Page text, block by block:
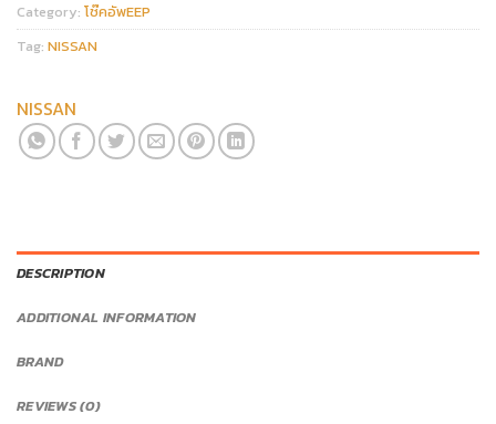
Category: โช๊คอัพEEP
Tag: NISSAN
NISSAN
DESCRIPTION
ADDITIONAL INFORMATION
BRAND
REVIEWS (0)